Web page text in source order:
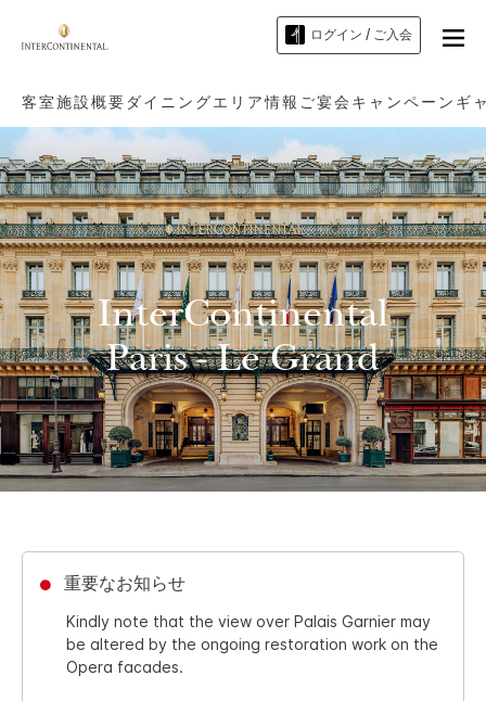
ログイン / ご入会
客室施設概要 ダイニングエリア情報 ご宴会 キャンペーン ギ
InterContinental
Paris - Le Grand
重要なお知らせ
Kindly note that the view over Palais Garnier may
be altered by the ongoing restoration work on the
Opera facades.